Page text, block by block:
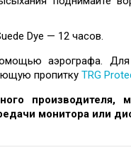
Dye — 12 часов.
аэрографа.
пропитку TRG
производителя,
монитора или